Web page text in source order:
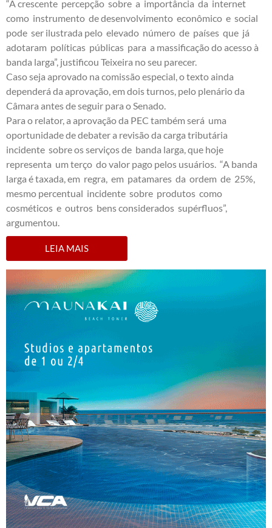
“A crescente percepção sobre a importância da internet
como instrumento de desenvolvimento econômico e social
pode ser ilustrada pelo elevado número de países que já
adotaram políticas públicas para a massificação do acesso à
banda larga”, justificou Teixeira no seu parecer.
Caso seja aprovado na comissão especial, o texto ainda
dependerá da aprovação, em dois turnos, pelo plenário da
Câmara antes de seguir para o Senado.
Para o relator, a aprovação da PEC também será uma
oportunidade de debater a revisão da carga tributária
incidente sobre os serviços de banda larga, que hoje
representa um terço do valor pago pelos usuários. “A banda
larga é taxada, em regra, em patamares da ordem de 25%,
mesmo percentual incidente sobre produtos como
cosméticos e outros bens considerados supérfluos”,
argumentou.
LEIA MAIS